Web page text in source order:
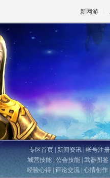
新网游
专区首页|新闻资讯|帐号注册
城营技能 公会技能 武器图鉴
经验心得 评论交流 心情创作